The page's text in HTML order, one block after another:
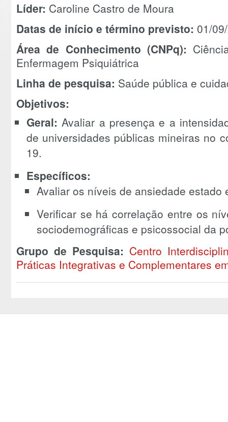
Líder: Caroline Castro de Moura
Datas de início e término previsto: 01/
Área de Conhecimento (CNPq):
Enfermagem Psiquiátrica
Linha de pesquisa: Saúde pública e
Objetivos:
Geral: Avaliar a presença e a
de universidades públicas mineiras no
19.
Específicos:
Avaliar os níveis de ansiedade
Verificar se há correlação entre os
sociodemográficas e psicossocial da
Grupo de Pesquisa: Centro
Práticas Integrativas e Complementares